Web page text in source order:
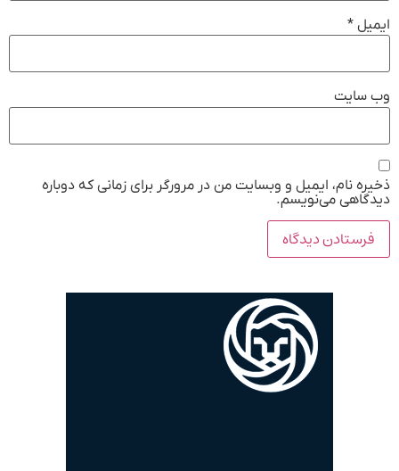
ایمیل *
وب‌ سایت
ذخیره نام، ایمیل و وبسایت من در مرورگر برای زمانی که دوباره
دیدگاهی می‌نویسم.